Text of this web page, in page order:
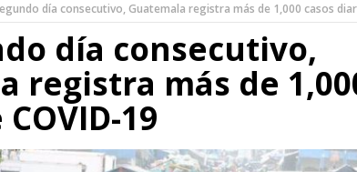
día consecutivo, Guatemala registra más de 1,000 casos
día consecutivo,
registra más de
19